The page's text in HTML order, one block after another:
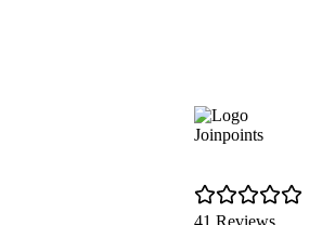
Joinpoints
41 Reviews